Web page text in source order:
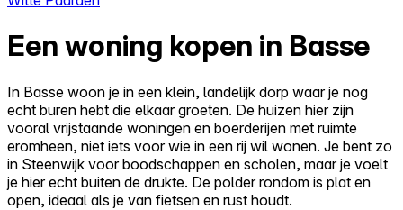
Een woning kopen in Basse
In Basse woon je in een klein, landelijk dorp waar je nog
echt buren hebt die elkaar groeten. De huizen hier zijn
vooral vrijstaande woningen en boerderijen met ruimte
eromheen, niet iets voor wie in een rij wil wonen. Je bent zo
in Steenwijk voor boodschappen en scholen, maar je voelt
je hier echt buiten de drukte. De polder rondom is plat en
open, ideaal als je van fietsen en rust houdt.